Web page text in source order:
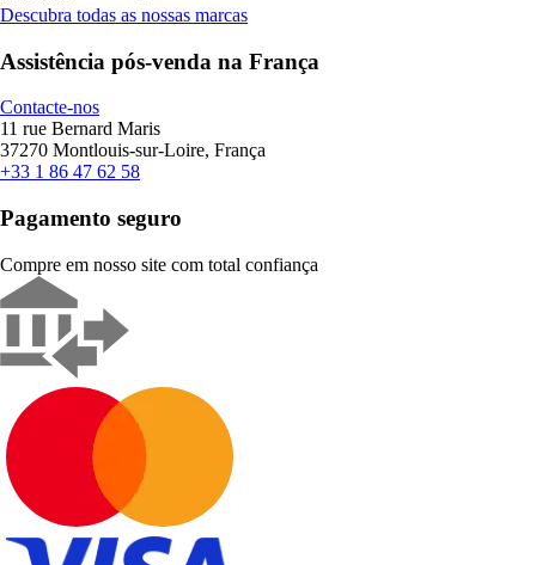
Descubra todas as nossas marcas
Assistência pós-venda na França
Contacte-nos
11 rue Bernard Maris
37270 Montlouis-sur-Loire, França
+33 1 86 47 62 58
Pagamento seguro
Compre em nosso site com total confiança